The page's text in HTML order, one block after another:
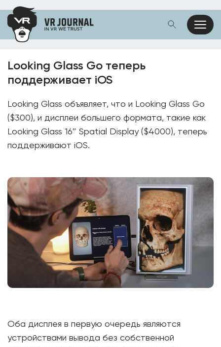
Looking Glass Go теперь
поддерживает iOS
Looking Glass объявляет, что и Looking Glass Go
($300), и дисплеи большего формата, такие как
Looking Glass 16″ Spatial Display ($4000), теперь
поддерживают iOS.
Оба дисплея в первую очередь являются
устройствами вывода без собственной